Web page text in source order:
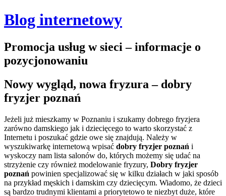
Blog internetowy
Promocja usług w sieci – informacje o
pozycjonowaniu
Nowy wygląd, nowa fryzura – dobry
fryzjer poznań
Jeżeli już mieszkamy w Poznaniu i szukamy dobrego fryzjera
zarówno damskiego jak i dziecięcego to warto skorzystać z
Internetu i poszukać gdzie owe się znajdują. Należy w
wyszukiwarkę internetową wpisać dobry fryzjer poznań i
wyskoczy nam lista salonów do, których możemy się udać na
strzyżenie czy również modelowanie fryzury, Dobry fryzjer
poznań powinien specjalizować się w kilku działach w jaki sposób
na przykład męskich i damskim czy dziecięcym. Wiadomo, że dzieci
są bardzo trudnymi klientami a priorytetowo te niezbyt duże, które